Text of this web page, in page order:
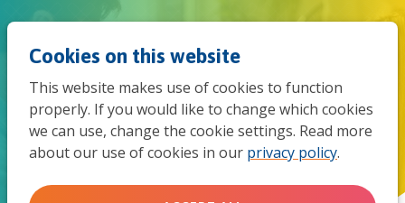
Cookies on this website
This website makes use of cookies to function
properly. If you would like to change which cookies
we can use, change the cookie settings. Read more
about our use of cookies in our privacy policy.
Geloofsopvoeding
KerkenToolkit